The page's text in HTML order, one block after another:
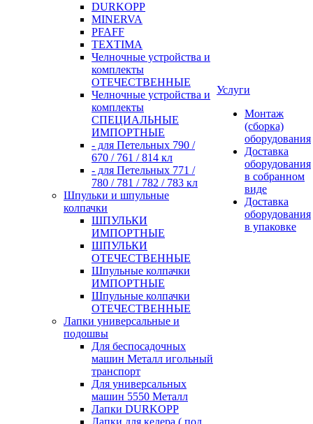
DURKOPP
MINERVA
PFAFF
TEXTIMA
Челночные устройства и
комплекты
ОТЕЧЕСТВЕННЫЕ
Челночные устройства и
комплекты
СПЕЦИАЛЬНЫЕ
ИМПОРТНЫЕ
- для Петельных 790 /
670 / 761 / 814 кл
- для Петельных 771 /
780 / 781 / 782 / 783 кл
Шпульки и шпульные
колпачки
ШПУЛЬКИ
ИМПОРТНЫЕ
ШПУЛЬКИ
ОТЕЧЕСТВЕННЫЕ
Шпульные колпачки
ИМПОРТНЫЕ
Шпульные колпачки
ОТЕЧЕСТВЕННЫЕ
Лапки универсальные и
подошвы
Для беспосадочных
машин Металл игольный
транспорт
Для универсальных
машин 5550 Металл
Лапки DURKOPP
Лапки для кедера ( под
Услуги
Монтаж
(сборка)
оборудования
Доставка
оборудования
в собранном
виде
Доставка
оборудования
в упаковке